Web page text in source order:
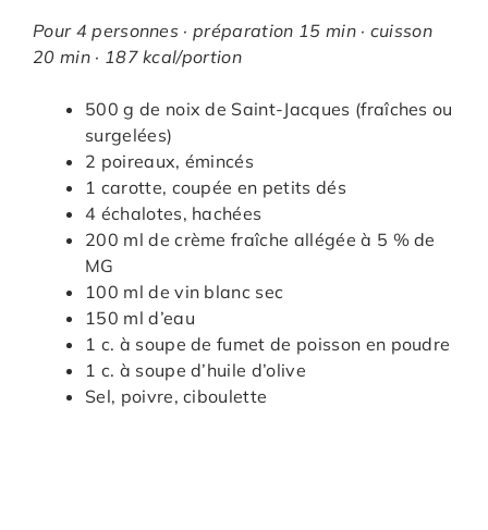
Pour 4 personnes · préparation 15 min · cuisson
20 min · 187 kcal/portion
500 g de noix de Saint-Jacques (fraîches ou
surgelées)
2 poireaux, émincés
1 carotte, coupée en petits dés
4 échalotes, hachées
200 ml de crème fraîche allégée à 5 % de
MG
100 ml de vin blanc sec
150 ml d’eau
1 c. à soupe de fumet de poisson en poudre
1 c. à soupe d’huile d’olive
Sel, poivre, ciboulette